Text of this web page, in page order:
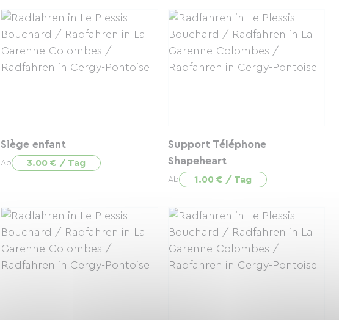
Siège enfant
Ab 3.00 € / Tag
Support Téléphone
Shapeheart
Ab 1.00 € / Tag